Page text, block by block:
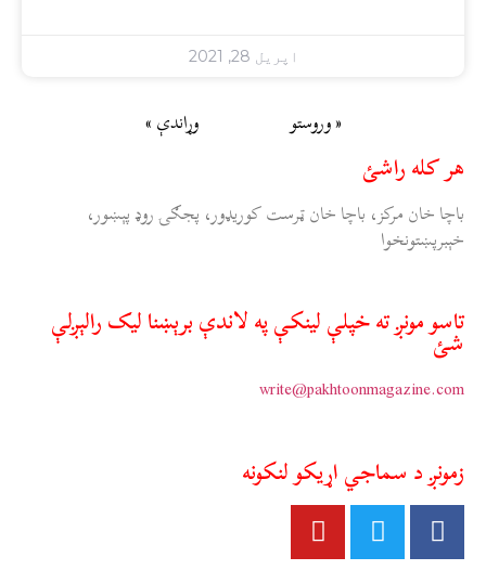
اپریل 28, 2021
« وروستو وړاندې »
هر کله راشئ
باچا خان مرکز، باچا خان ټرست کوريډور، پجګۍ روډ پېښور،
خېبرپښتونخوا
تاسو مونږ ته خپلې لينکې په لاندې برېښنا ليک رالېږلې
شئ
write@pakhtoonmagazine.com
زمونږ د سماجي اړيکو لنکونه